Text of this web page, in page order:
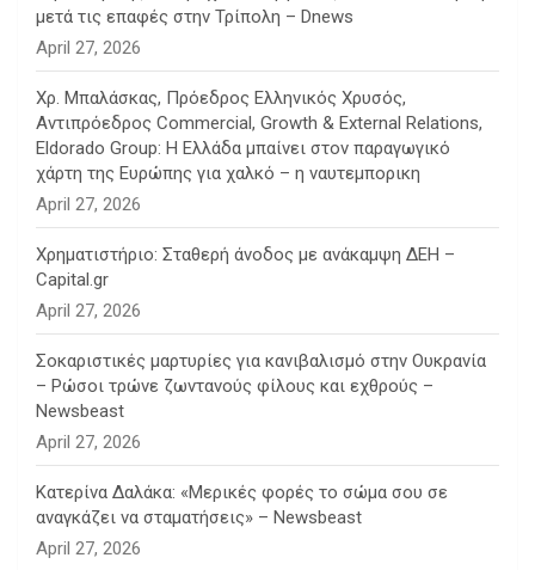
μετά τις επαφές στην Τρίπολη – Dnews
April 27, 2026
Χρ. Μπαλάσκας, Πρόεδρος Ελληνικός Χρυσός,
Αντιπρόεδρος Commercial, Growth & External Relations,
Eldorado Group: Η Ελλάδα μπαίνει στον παραγωγικό
χάρτη της Ευρώπης για χαλκό – η ναυτεμπορικη
April 27, 2026
Χρηματιστήριο: Σταθερή άνοδος με ανάκαμψη ΔΕΗ –
Capital.gr
April 27, 2026
Σοκαριστικές μαρτυρίες για κανιβαλισμό στην Ουκρανία
– Ρώσοι τρώνε ζωντανούς φίλους και εχθρούς –
Newsbeast
April 27, 2026
Κατερίνα Δαλάκα: «Μερικές φορές το σώμα σου σε
αναγκάζει να σταματήσεις» – Newsbeast
April 27, 2026